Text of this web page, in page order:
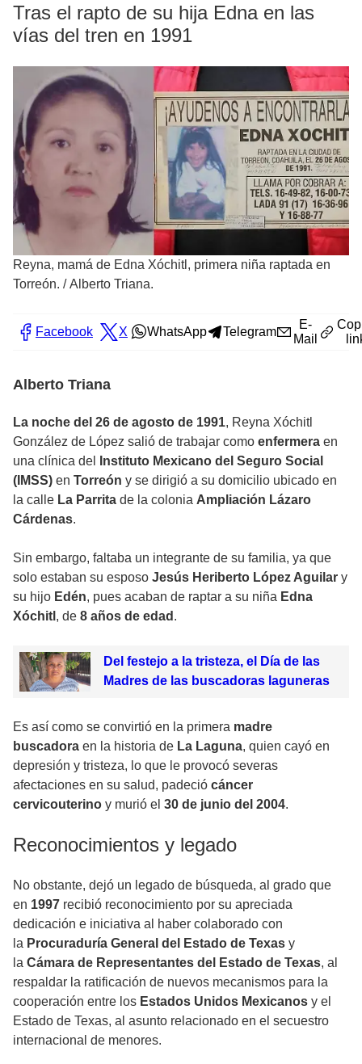
Tras el rapto de su hija Edna en las
vías del tren en 1991
Reyna, mamá de Edna Xóchitl, primera niña raptada en
Torreón. /Alberto Triana.
Facebook X WhatsApp Telegram
E-
Mail
Alberto Triana
La noche del 26 de agosto de 1991, Reyna Xóchitl
González de López salió de trabajar como enfermera en
una clínica del
Instituto Mexicano del Seguro Social
(IMSS) en Torreón y se dirigió a su domicilio ubicado en
la calle La Parrita de la colonia Ampliación Lázaro
Cárdenas.
Sin embargo, faltaba un integrante de su familia, ya que
solo estaban su esposo Jesús Heriberto López Aguilar y
su hijo Edén, pues acaban de raptar a su niña Edna
Xóchitl , de 8 años de edad .
Del festejo a la tristeza, el Día de las
Madres de las buscadoras laguneras
Es así como se convirtió en la primera madre
buscadora en la historia de La Laguna, quien cayó en
depresión y tristeza, lo que le provocó severas
afectaciones en su salud, padeció cáncer
cervicouterino y murió el 30 de junio del 2004.
Reconocimientos y legado
No obstante, dejó un legado de búsqueda, al grado que
en 1997 recibió reconocimiento por su apreciada
dedicación e iniciativa al haber colaborado con
la Procuraduría General del Estado de Texas y
la Cámara de Representantes del Estado de Texas, al
respaldar la ratificación de nuevos mecanismos para la
cooperación entre los Estados Unidos Mexicanos y el
Estado de Texas, al asunto relacionado en el secuestro
internacional de menores.